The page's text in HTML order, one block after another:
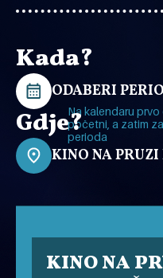
Kada?
ODABERI
Na kalendaru
početni, a zatim
perioda
Gdje?
KINO NA PRUZI
KINO NA